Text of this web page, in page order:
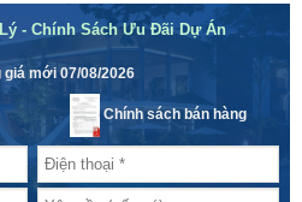
- Chính Sách Ưu Đãi Dự Án
mới 07/08/2026
Chính sách bán hàng